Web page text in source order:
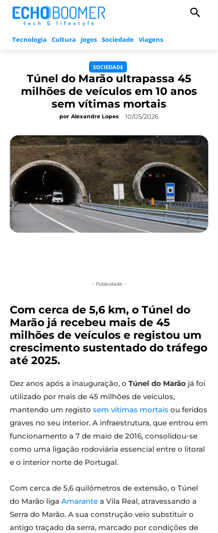
Tecnologia Cultura Jogos Sociedade Viagens
SOCIEDADE
Túnel do Marão ultrapassa 45
milhões de veículos em 10 anos
sem vítimas mortais
por Alexandre Lopes 10/05/2026
- Publicidade -
Com cerca de 5,6 km, o Túnel do
Marão já recebeu mais de 45
milhões de veículos e registou um
crescimento sustentado do tráfego
até 2025.
Dez anos após a inauguração, o Túnel do Marão já foi
utilizado por mais de 45 milhões de veículos,
mantendo um registo sem vítimas mortais ou feridos
graves no seu interior. A infraestrutura, que entrou em
funcionamento a 7 de maio de 2016, consolidou-se
como uma ligação rodoviária essencial entre o litoral
e o interior norte de Portugal.
Com cerca de 5,6 quilómetros de extensão, o Túnel
do Marão liga Amarante a Vila Real, atravessando a
Serra do Marão. A sua construção veio substituir o
antigo traçado da serra, marcado por condições de